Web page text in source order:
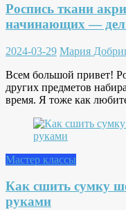
Роспись ткани
начинающих —
2024-03-29 Мария
Всем большой привет!
других предметов
время. Я тоже как
Мастер классы
Как сшить сумку
руками